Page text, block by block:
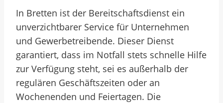
In Bretten ist der Bereitschaftsdienst ein
unverzichtbarer Service für Unternehmen
und Gewerbetreibende. Dieser Dienst
garantiert, dass im Notfall stets schnelle Hilfe
zur Verfügung steht, sei es außerhalb der
regulären Geschäftszeiten oder an
Wochenenden und Feiertagen. Die